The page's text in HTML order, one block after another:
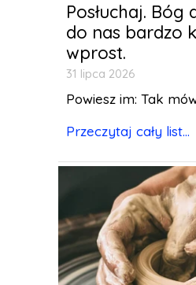
Posłuchaj. Bóg
do nas bardzo
wprost.
31 lipca 2026
Powiesz im: Tak
Przeczytaj cały list...